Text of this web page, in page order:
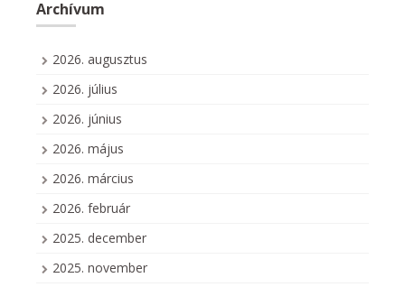
Archívum
2026. augusztus
2026. július
2026. június
2026. május
2026. március
2026. február
2025. december
2025. november